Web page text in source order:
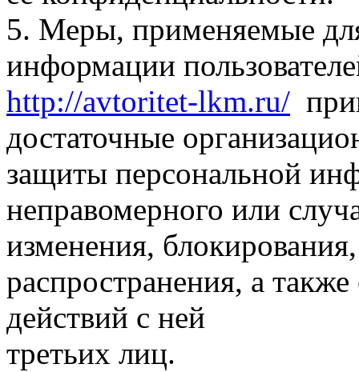
5. Меры, применяемые
информации
http://avtoritet-lkm.ru/
достаточные
защиты персональной
неправомерного или
изменения,
распространения, а
действий с ней
третьих лиц.